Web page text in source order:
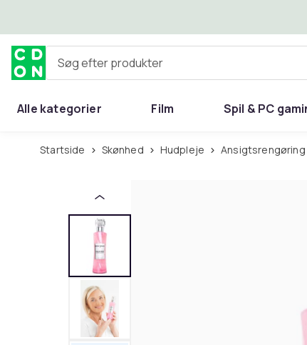
Søg efter produkter
Alle kategorier Film Spil & PC
Hjem & have
Startside Skønhed Hudpleje Ansigtsrengøring